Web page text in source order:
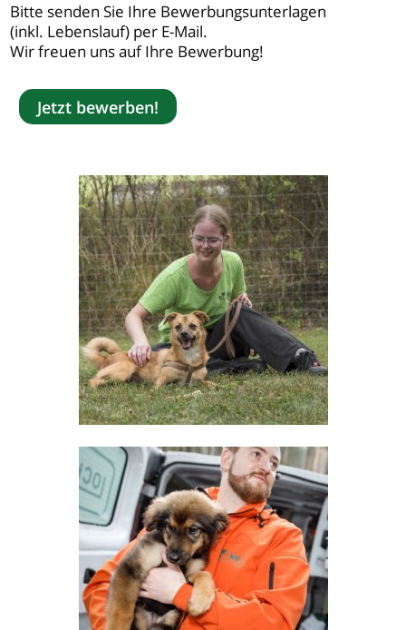
Bitte senden Sie Ihre Bewerbungsunterlagen
(inkl. Lebenslauf) per E-Mail.
Wir freuen uns auf Ihre Bewerbung!
Jetzt bewerben!